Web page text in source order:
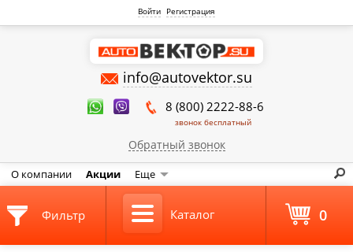
Войти Регистрация
info@autovektor.su
8 (800) 2222-88-6
звонок бесплатный
Обратный звонок
О компании Акции Еще
Фильтр Каталог 0